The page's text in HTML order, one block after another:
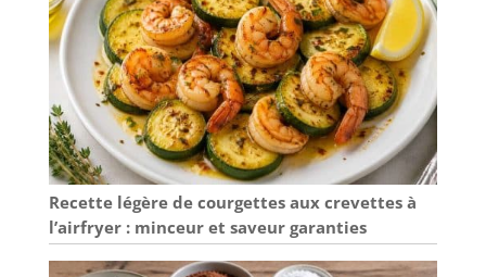
Recette légère de courgettes aux crevettes à
l’airfryer : minceur et saveur garanties